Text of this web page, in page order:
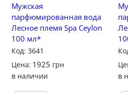
Мужская
парфюмированная вода
Лесное племя Spa Ceylon
100 мл*
Код: 3641
Цена: 1925 грн
в наличии
в